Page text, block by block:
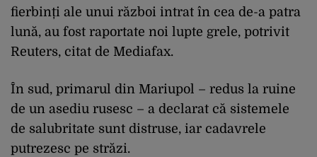
fierbinți ale unui război intrat în cea de-a patra
lună, au fost raportate noi lupte grele, potrivit
Reuters, citat de Mediafax.
În sud, primarul din Mariupol – redus la ruine
de un asediu rusesc – a declarat că sistemele
de salubritate sunt distruse, iar cadavrele
putrezesc pe străzi.